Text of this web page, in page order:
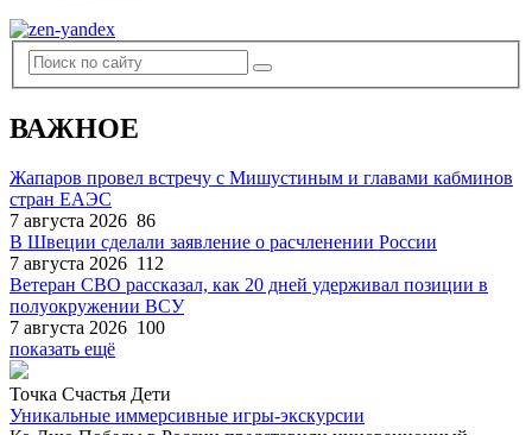
ВАЖНОЕ
Жапаров провел встречу с Мишустиным и главами кабминов
стран ЕАЭС
7 августа 2026 86
В Швеции сделали заявление о расчленении России
7 августа 2026 112
Ветеран СВО рассказал, как 20 дней удерживал позиции в
полуокружении ВСУ
7 августа 2026 100
показать ещё
Точка Счастья Дети
Уникальные иммерсивные игры-экскурсии